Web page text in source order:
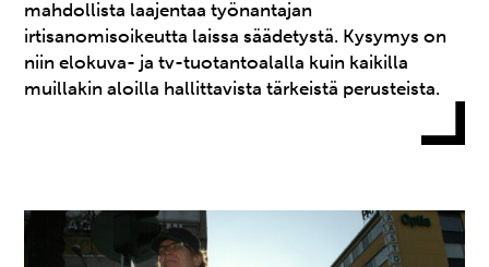
mahdollista laajentaa työnantajan
irtisanomisoikeutta laissa säädetystä. Kysymys on
niin elokuva- ja tv-tuotantoalalla kuin kaikilla
muillakin aloilla hallittavista tärkeistä perusteista.